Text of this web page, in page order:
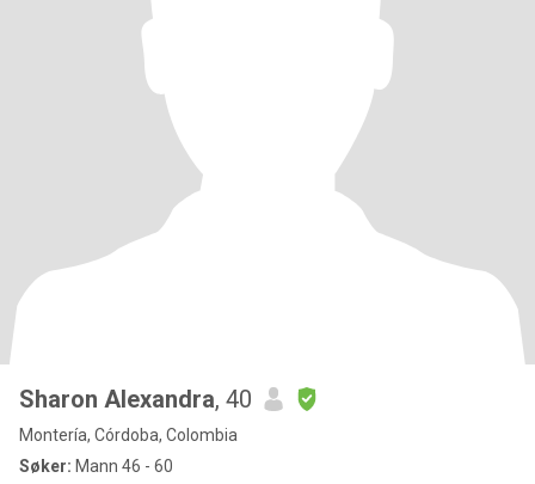
Sharon Alexandra, 40
Montería, Córdoba, Colombia
Søker: Mann 46 - 60